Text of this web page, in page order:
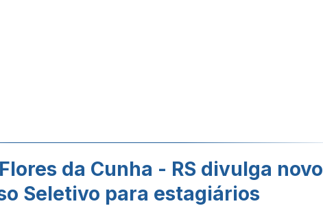
da Cunha - RS divulga novo
Seletivo para estagiários